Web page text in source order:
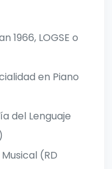
1966, LOGSE o
en Piano
del Lenguaje
(RD